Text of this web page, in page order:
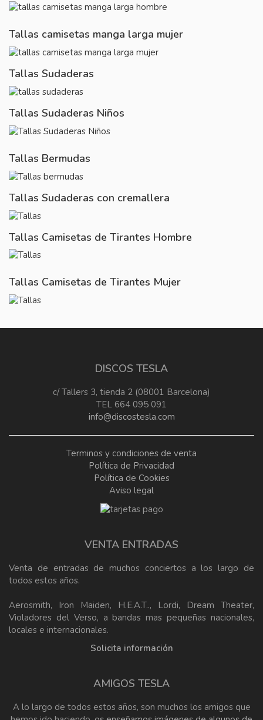
Tallas camisetas manga larga mujer
Tallas Sudaderas
Tallas Sudaderas Niños
Tallas Bermudas
Tallas Sudaderas con cremallera
Tallas Camisetas de Tirantes Hombre
Tallas Camisetas de Tirantes Mujer
DISCOS TESLA
c/ Tallers 3, tienda 2 (08001 Barcelona)
TEL 664 095 091
info@discostesla.com
Terminos y condiciones de venta
Política de Privacidad
Política de Cookies
Aviso legal
VENTA ENTRADAS
Venta de entradas de muchos conciertos a los largo de
todos estos años.
Aerosmith, Iron Maiden, H.E.A.T.., Lordi, Dream Theater,
Violadores del Verso, a bandas mas pequeñas nacionales,
locales e internacionales.
Solicita información
AMIGOS TESLA
A lo largo de todos estos años, son muchos los amigos que